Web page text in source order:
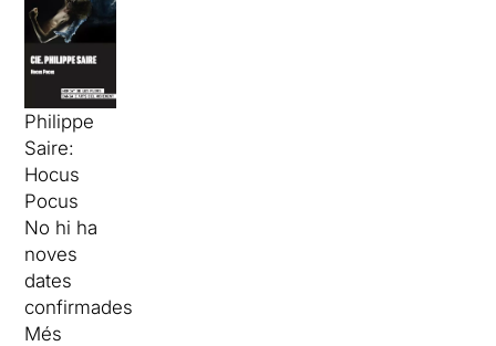
Philippe
Saire:
Hocus
Pocus
No hi ha
noves
dates
confirmades
Més